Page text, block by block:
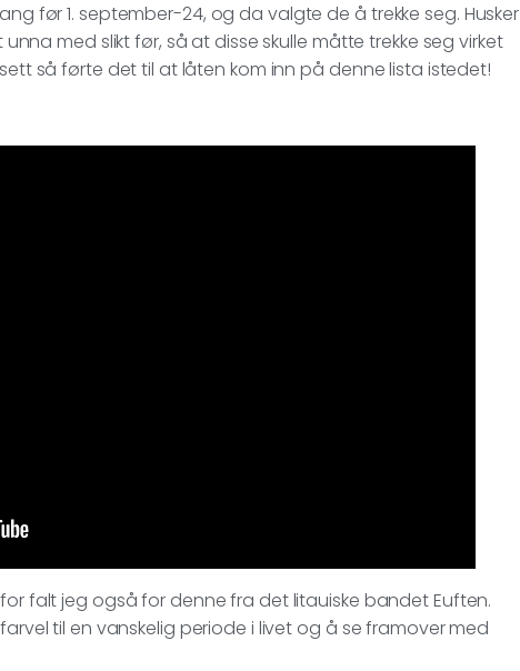
før 1. september-24, og da valgte de å trekke seg. Husker
med slikt før, så at disse skulle måtte trekke seg virket
så førte det til at låten kom inn på denne lista istedet!
falt jeg også for denne fra det litauiske bandet Euften.
til en vanskelig periode i livet og å se framover med